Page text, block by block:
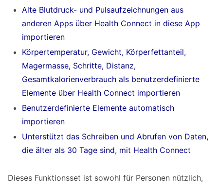
F. Kann ich die Health Connect-Funktionen
F. Kann ich Daten aus einer Gewichts-App
oder Körpertemperatur-App in Schnelles
Blutdrucktagebuch importieren?
Empfohlen für alle, die eine Blutdruck-App
suchen, die Health Connect unterstützt
Alte Blutdruck- und Pulsaufzeichnungen aus
anderen Apps über Health Connect in diese App
importieren
Körpertemperatur, Gewicht, Körperfettanteil,
Magermasse, Schritte, Distanz,
Gesamtkalorienverbrauch als benutzerdefinierte
Elemente über Health Connect importieren
Benutzerdefinierte Elemente automatisch
importieren
Unterstützt das Schreiben und Abrufen von Daten,
die älter als 30 Tage sind, mit Health Connect
Dieses Funktionsset ist sowohl für Personen nützlich,